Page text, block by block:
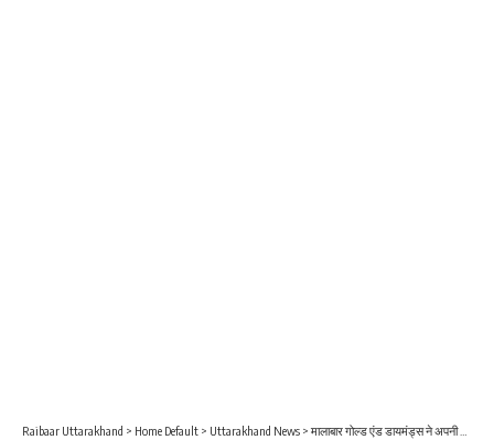
Raibaar Uttarakhand > Home Default > Uttarakhand News > मालाबार गोल्ड एंड डायमंड्स ने अपनी हंगर फ्री वर्ल्ड पहल को वैश्विक स्तर पर आगे बढ़ाया